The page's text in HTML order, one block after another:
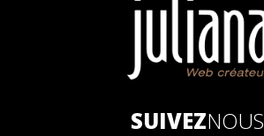
SUIVEZNOUS